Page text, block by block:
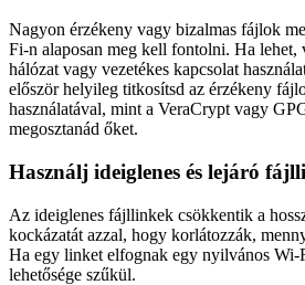
Nagyon érzékeny vagy bizalmas fájlok
Fi-n alaposan meg kell fontolni. Ha lehet,
hálózat vagy vezetékes kapcsolat
először helyileg titkosítsd az érzékeny
használatával, mint a VeraCrypt vagy
megosztanád őket.
Használj ideiglenes és lejáró
Az ideiglenes fájllinkek csökkentik a
kockázatát azzal, hogy korlátozzák,
Ha egy linket elfognak egy nyilvános Wi-
lehetősége szűkül.